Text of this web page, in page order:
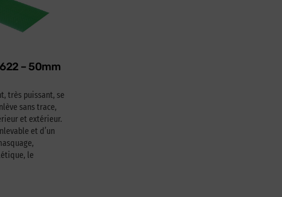
– 50mm
très puissant, se
sans trace,
et extérieur.
et d’un
le